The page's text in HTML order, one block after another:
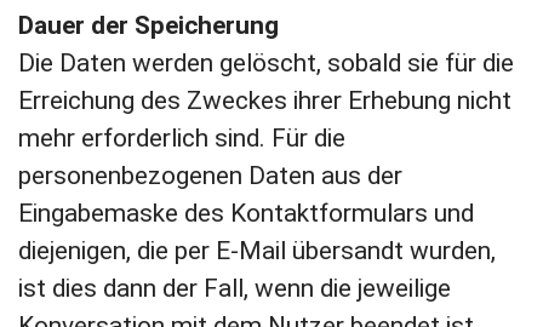
Dauer der Speicherung
Die Daten werden gelöscht, sobald sie für die
Erreichung des Zweckes ihrer Erhebung nicht
mehr erforderlich sind. Für die
personenbezogenen Daten aus der
Eingabemaske des Kontaktformulars und
diejenigen, die per E-Mail übersandt wurden,
ist dies dann der Fall, wenn die jeweilige